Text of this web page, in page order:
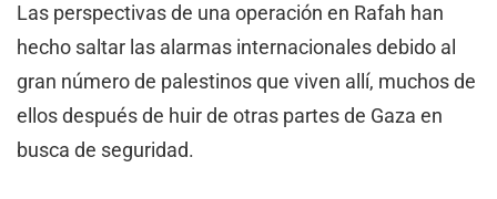
Las perspectivas de una operación en Rafah han
hecho saltar las alarmas internacionales debido al
gran número de palestinos que viven allí, muchos de
ellos después de huir de otras partes de Gaza en
busca de seguridad.